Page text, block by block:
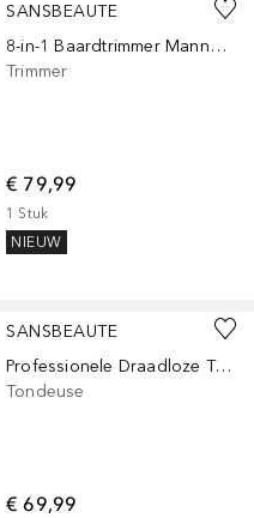
SANSBEAUTE
8-in-1 Baardtrimmer Mannen - Baard en Lichaam - 0.5-15MM - Bodygroomer - Multigroomer - Waterproof
Trimmer
€ 79,99
1 Stuk
NIEUW
SANSBEAUTE
Professionele Draadloze T-blade Tondeuse plus Neustrimmer - Trimmer - Baardtrimmer - Haartrimmer
Tondeuse
€ 69,99